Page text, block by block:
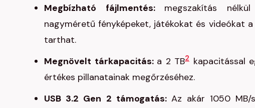
Megbízható fájlmentés: megszakítás
nagyméretű fényképeket, játékokat és videókat
tarthat.
Megnövelt tárkapacitás: a 2 TB2 kapacitással
értékes pillanatainak megőrzéséhez.
USB 3.2 Gen 2 támogatás: Az akár 1050 MB/